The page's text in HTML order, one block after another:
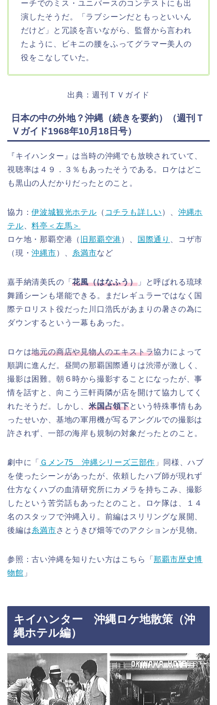
ーチでのミス・ユニバースのコンテストにも出
演したそうだ。「ラブシーンだともっといいん
だけど」と冗談を言いながら、監督から言われ
たように、ビキニの腰をふってグラマー美人の
役をこなしていた。
出典：週刊ＴＶガイド
日本の中の外地？沖縄（続きを要約）（週刊Ｔ
Ｖガイド1968年10月18日号）
『キイハンター』は当時の沖縄でも放映されていて、
視聴率は４９．３％もあったそうである。ロケはどこ
も黒山の人だかりだったとのこと。
協力：伊波城観光ホテル （ コチラも詳しい ）、 沖縄ホ
テル 、料亭＜左馬＞
ロケ地・那覇空港（ 旧那覇空港 ）、 国際通り
、コザ市
（現・沖縄市）、 糸満市など
嘉手納清美氏の「花風（はなふう）」と呼ばれる琉球
舞踊シーンも堪能できる。まだレギュラーではなく国
際テロリスト役だった川口浩氏があまりの暑さの為に
ダウンするという一幕もあった。
ロケは地元の商店や見物人のエキストラ協力によって
順調に進んだ。昼間の那覇国際通りは渋滞が激しく、
撮影は困難。朝６時から撮影することになったが、事
情を話すと、向こう三軒両隣が店を開けて協力してく
れたそうだ。しかし、米国占領下という特殊事情もあ
ったせいか、基地の軍用機が写るアングルでの撮影は
許されず、一部の海岸も規制の対象だったとのこと。
劇中に「 Ｇメン75 沖縄シリーズ三部作 」同様、ハブ
を使ったシーンがあったが、依頼したハブ師が現れず
仕方なくハブの血清研究所にカメラを持ちこみ、撮影
したという苦労話もあったとのこと。ロケ隊は、１４
名のスタッフで沖縄入り。前編はスリリングな展開、
後編は糸満市さとうきび畑等でのアクションが見物。
参照：古い沖縄を知りたい方はこちら「那覇市歴史博
物館 」
キイハンター 沖縄ロケ地散策（沖
縄ホテル編）